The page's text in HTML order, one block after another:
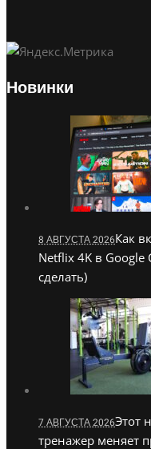
Новинки
8 АВГУСТА 2026Как
Netflix 4K в Google
сделать)
7 АВГУСТА 2026Этот
тренажер меняет